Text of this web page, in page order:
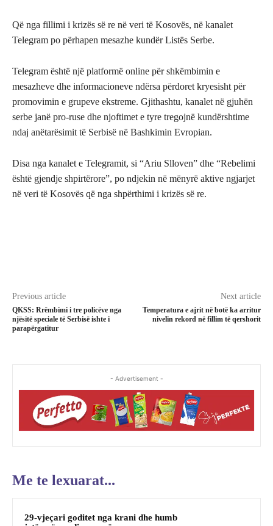
Që nga fillimi i krizës së re në veri të Kosovës, në kanalet
Telegram po përhapen mesazhe kundër Listës Serbe.
Telegram është një platformë online për shkëmbimin e
mesazheve dhe informacioneve ndërsa përdoret kryesisht për
promovimin e grupeve ekstreme. Gjithashtu, kanalet në gjuhën
serbe janë pro-ruse dhe njoftimet e tyre tregojnë kundërshtime
ndaj anëtarësimit të Serbisë në Bashkimin Evropian.
Disa nga kanalet e Telegramit, si “Ariu Slloven” dhe “Rebelimi
është gjendje shpirtërore”, po ndjekin në mënyrë aktive ngjarjet
në veri të Kosovës që nga shpërthimi i krizës së re.
Previous article
QKSS: Rrëmbimi i tre policëve nga
njësitë speciale të Serbisë ishte i
parapërgatitur
Next article
Temperatura e ajrit në botë ka arritur
nivelin rekord në fillim të qershorit
- Advertisement -
Me te lexuarat...
29-vjeçari goditet nga krani dhe humb